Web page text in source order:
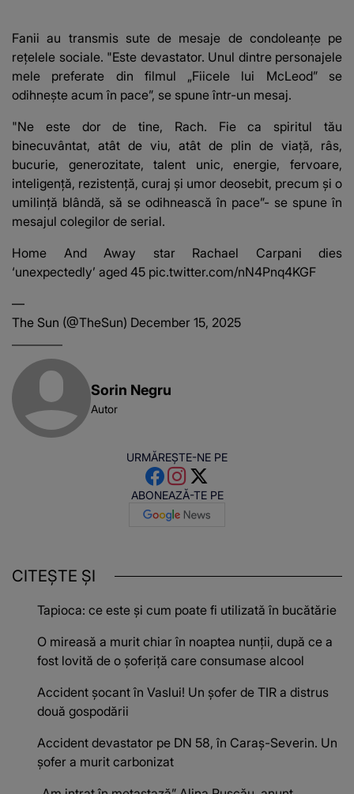
e ciudă că..."
Franța
Fanii au transmis sute de mesaje de condoleanțe pe
rețelele sociale. "Este devastator. Unul dintre personajele
mele preferate din filmul „Fiicele lui McLeod” se
odihnește acum în pace”, se spune într-un mesaj.
"Ne este dor de tine, Rach. Fie ca spiritul tău
binecuvântat, atât de viu, atât de plin de viață, râs,
bucurie, generozitate, talent unic, energie, fervoare,
inteligență, rezistență, curaj și umor deosebit, precum și o
umilință blândă, să se odihnească în pace”- se spune în
mesajul colegilor de serial.
Home And Away star Rachael Carpani dies
‘unexpectedly’ aged 45 pic.twitter.com/nN4Pnq4KGF
—
The Sun (@TheSun) December 15, 2025
Sorin Negru
Autor
URMĂREȘTE-NE PE
ABONEAZĂ-TE PE
CITEȘTE ȘI
Tapioca: ce este și cum poate fi utilizată în bucătărie
O mireasă a murit chiar în noaptea nunții, după ce a
fost lovită de o șoferiță care consumase alcool
Accident șocant în Vaslui! Un șofer de TIR a distrus
două gospodării
Accident devastator pe DN 58, în Caraș-Severin. Un
șofer a murit carbonizat